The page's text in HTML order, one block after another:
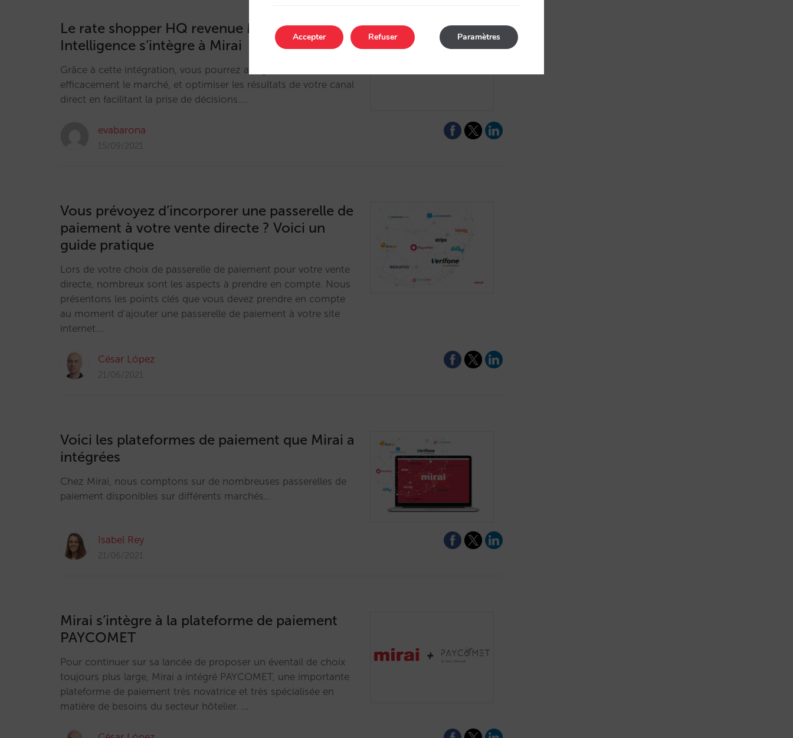
Le rate shopper HQ revenue Market
Intelligence s’intègre à Mirai
Grâce à cette intégration, vous pourrez analyser facilement et
efficacement le marché, et optimiser les résultats de votre canal
direct en facilitant la prise de décisions.…
evabarona
15/09/2021
Vous prévoyez d’incorporer une passerelle de
paiement à votre vente directe ? Voici un
guide pratique
Lors de votre choix de passerelle de paiement pour votre vente
directe, nombreux sont les aspects à prendre en compte. Nous
présentons les points clés que vous devez prendre en compte
au moment d’ajouter une passerelle de paiement à votre site
internet.…
César López
21/06/2021
Voici les plateformes de paiement que Mirai a
intégrées
Chez Mirai, nous comptons sur de nombreuses passerelles de
paiement disponibles sur différents marchés…
Isabel Rey
21/06/2021
Mirai s’intègre à la plateforme de paiement
PAYCOMET
Pour continuer sur sa lancée de proposer un éventail de choix
toujours plus large, Mirai a intégré PAYCOMET, une importante
plateforme de paiement très novatrice et très spécialisée en
matière de besoins du secteur hôtelier. …
Accepter Paramètres
Refuser